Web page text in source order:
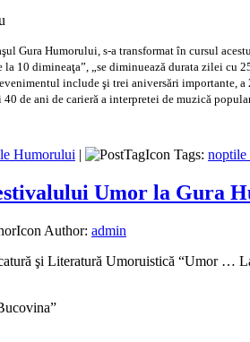
Gura Humorului, s-a transformat în cursul
10 dimineaţa”, „se diminuează durata zilei
include şi trei aniversări
de ani de carieră a interpretei de muzică
Humorului | Tags: noptile
Umor la Gura
Author: admin
şi Literatură Umoruistică “Umor …